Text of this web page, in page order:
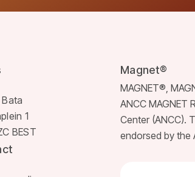
Bata
1
BEST
Magnet®
MAGNET®,
ANCC MAGNET
Center (ANCC).
endorsed by the